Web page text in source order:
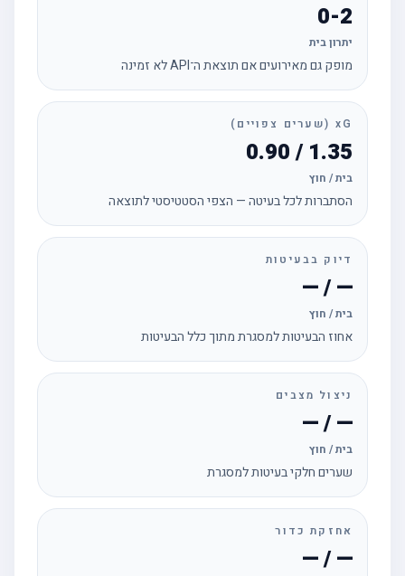
0-2
יתרון בית
מופק גם מאירועים אם תוצאת ה־API לא זמינה
xG (שערים צפויים)
1.35 / 0.90
בית / חוץ
הסתברות לכל בעיטה — הצפי הסטטיסטי לתוצאה
דיוק בבעיטות
— / —
בית / חוץ
אחוז הבעיטות למסגרת מתוך כלל הבעיטות
ניצול מצבים
— / —
בית / חוץ
שערים חלקי בעיטות למסגרת
אחזקת כדור
— / —